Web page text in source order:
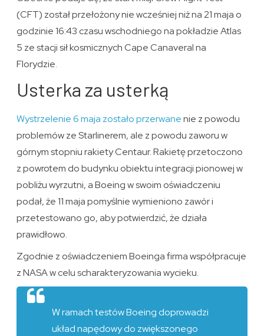
(CFT) został przełożony nie wcześniej niż na 21 maja o
godzinie 16:43 czasu wschodniego na pokładzie Atlas
5 ze stacji sił kosmicznych Cape Canaveral na
Florydzie.
Usterka za usterką
Wystrzelenie 6 maja zostało przerwanenie z powodu
problemów ze Starlinerem, ale z powodu zaworu w
górnym stopniu rakiety Centaur. Rakietę przetoczono
z powrotem do budynku obiektu integracji pionowej w
pobliżu wyrzutni, a Boeing w swoim oświadczeniu
podał, że 11 maja pomyślnie wymieniono zawór i
przetestowano go, aby potwierdzić, że działa
prawidłowo.
Zgodnie z oświadczeniem Boeinga firma współpracuje
z NASA w celu scharakteryzowania wycieku.
W ramach testów Boeing doprowadzi
układ napędowy do zwiększonego